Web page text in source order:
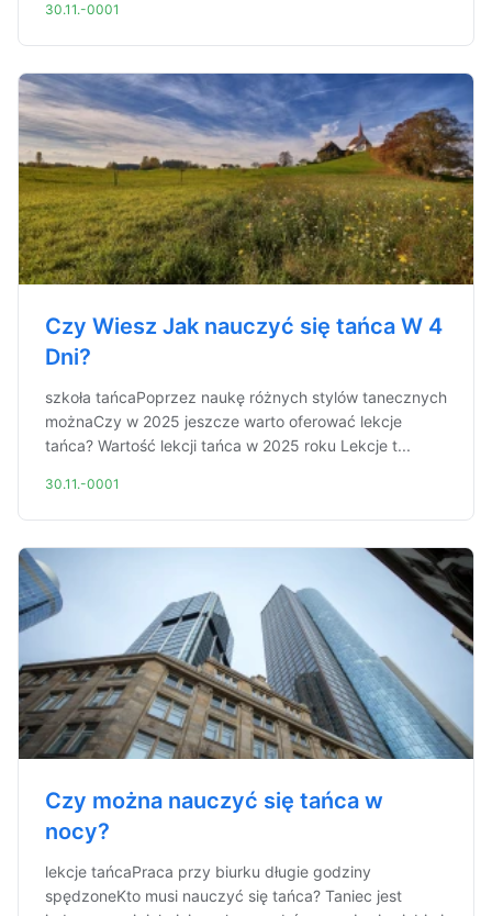
30.11.-0001
Czy Wiesz Jak nauczyć się tańca W 4
Dni?
szkoła tańcaPoprzez naukę różnych stylów tanecznych
możnaCzy w 2025 jeszcze warto oferować lekcje
tańca? Wartość lekcji tańca w 2025 roku Lekcje t...
30.11.-0001
Czy można nauczyć się tańca w
nocy?
lekcje tańcaPraca przy biurku długie godziny
spędzoneKto musi nauczyć się tańca? Taniec jest